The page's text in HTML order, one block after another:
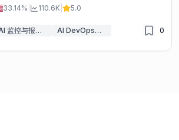
33.14% 110.6K 5.0
AI 监控与报告生成器 AI DevOps助理 0